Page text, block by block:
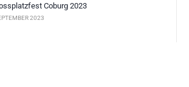
Coburg 2023
2023